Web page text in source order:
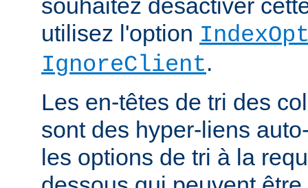
souhaitez désactiver
utilisez l'option
IgnoreClient.
Les en-têtes de tri des
sont des hyper-liens
les options de tri à la